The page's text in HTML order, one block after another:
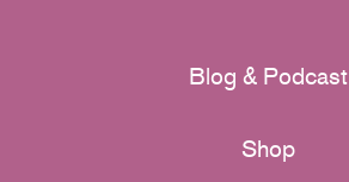
Blog & Podcast
Shop